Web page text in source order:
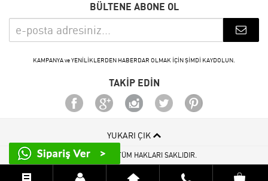
BÜLTENE ABONE OL
KAMPANYA ve YENİLİKLERDEN HABERDAR OLMAK İÇİN ŞİMDİ KAYDOLUN.
TAKİP EDİN
YUKARI ÇIK
© 2015 - 2026 TÜM HAKLARI SAKLIDIR.